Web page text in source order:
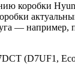
коробки
— например,
(D7UF1,